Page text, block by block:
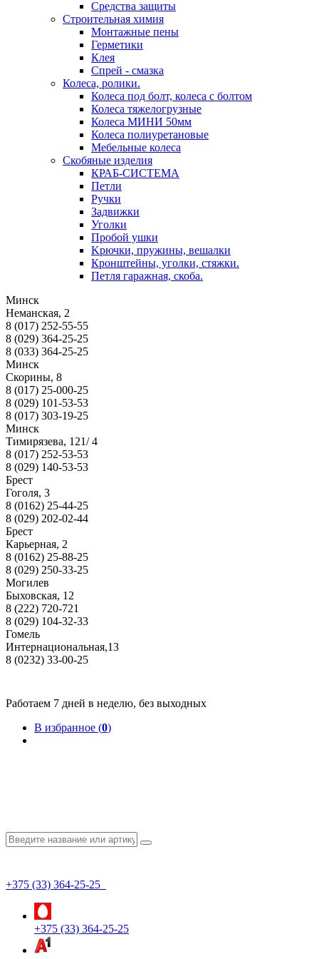
Средства защиты
Строительная химия
Монтажные пены
Герметики
Клея
Спрей - смазка
Колеса, ролики.
Колеса под болт, колеса с болтом
Колеса тяжелогрузные
Колеса МИНИ 50мм
Колеса полиуретановые
Мебельные колеса
Скобяные изделия
КРАБ-СИСТЕМА
Петли
Ручки
Задвижки
Уголки
Пробой ушки
Kрючки, пружины, вешалки
Кронштейны, уголки, стяжки.
Петля гаражная, скоба.
Минск
Неманская, 2
8 (017) 252-55-55
8 (029) 364-25-25
8 (033) 364-25-25
Минск
Скорины, 8
8 (017) 25-000-25
8 (029) 101-53-53
8 (017) 303-19-25
Минск
Тимирязева, 121/ 4
8 (017) 252-53-53
8 (029) 140-53-53
Брест
Гоголя, 3
8 (0162) 25-44-25
8 (029) 202-02-44
Брест
Карьерная, 2
8 (0162) 25-88-25
8 (029) 250-33-25
Могилев
Быховская, 12
8 (222) 720-721
8 (029) 104-32-33
Гомель
Интернациональная,13
8 (0232) 33-00-25
Работаем 7 дней в неделю, без выходных
В избранное (0)
+375 (33) 364-25-25
+375 (33) 364-25-25